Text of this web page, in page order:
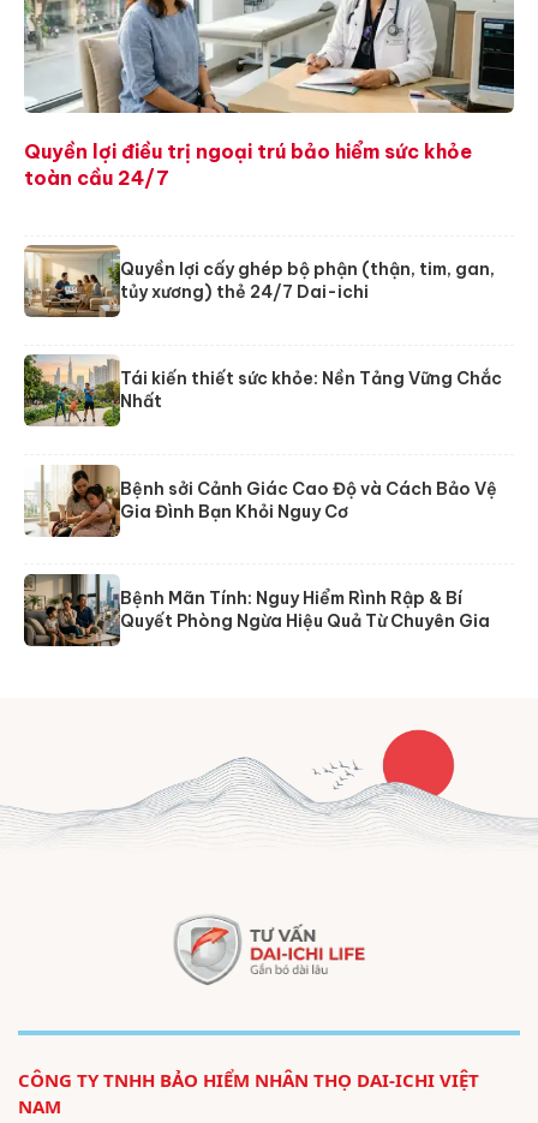
Quyền lợi điều trị ngoại trú bảo hiểm sức khỏe
toàn cầu 24/7
Quyền lợi cấy ghép bộ phận (thận, tim, gan,
tủy xương) thẻ 24/7 Dai-ichi
Tái kiến thiết sức khỏe: Nền Tảng Vững Chắc
Nhất
Bệnh sởi Cảnh Giác Cao Độ và Cách Bảo Vệ
Gia Đình Bạn Khỏi Nguy Cơ
Bệnh Mãn Tính: Nguy Hiểm Rình Rập & Bí
Quyết Phòng Ngừa Hiệu Quả Từ Chuyên Gia
CÔNG TY TNHH BẢO HIỂM NHÂN THỌ DAI-ICHI VIỆT
NAM